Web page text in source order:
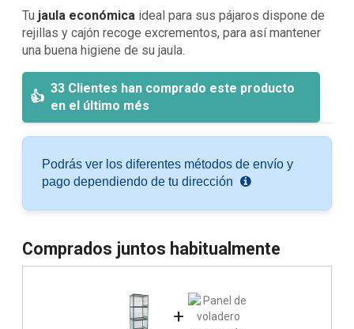
Tu jaula económicaideal para sus pájaros dispone de
rejillas y cajón recoge excrementos, para así mantener
una buena higiene de su jaula.
33 Clientes han comprado este producto
en el último més
Podrás ver los diferentes métodos de envío y
pago dependiendo de tu dirección
Comprados juntos habitualmente
+